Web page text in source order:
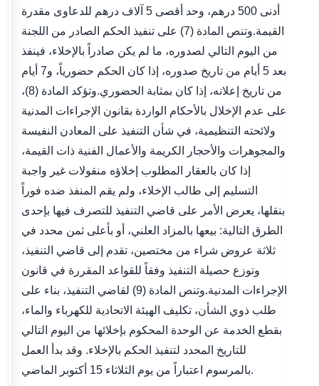
أدنى 500 درهم، وحد أقصى 5 آلاف درهم للدعاوى مقدرة
القيمة.وتنص المادة (7) على تنفيذ الحكم الصادر من اللجنة
من اليوم التالي لصدوره، ما لم يكن صادراً بالإخلاء، فينفذ
بعد 5 أيام من تاريخ صدوره، إذا كان الحكم حضورياً، و7 أيام
من تاريخ إعلانه، إذا كان بمثابة الحضوري.وتؤكد المادة (8)،
على عدم الإخلال بالأحكام الواردة بقانون الإجراءات المدنية
ولائحته التنظيمية، في شأن التنفيذ على المعادن النفيسة
والمجوهرات والأحجار الكريمة والأعمال الفنية ذات القيمة،
إذا كان بالعقار المطلوب إخلاؤه منقولات غير واجبة
التسليم إلى طالب الإخلاء، ولم يقم المنفذ ضده فوراً
بنقلها، يعرض الأمر على قاضي التنفيذ للتصرف فيها بإحدى
الطرق التالية: بيعها بالمزاد العلني، أو بأعلى ثمن محدد في
ثلاثة عروض شراء من مختصين، تقدم إلى قاضي التنفيذ،
وتوزع حصيلة التنفيذ وفقاً للقواعد المقررة في قانون
الإجراءات المدنية.وتنص المادة (9) لقاضي التنفيذ، بناء على
طلب ذوي الشأن، تكليف الهيئة الاتحادية للكهرباء والماء،
بقطع الخدمة عن الوحدة المحكوم بإخلائها من اليوم التالي
للتاريخ المحدد لتنفيذ الحكم بالإخلاء. وقد بدأ العمل
بالمرسوم اعتباراً من يوم الثلاثاء 15 أكتوبر الماضي.